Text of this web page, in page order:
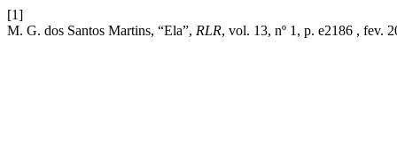
[1]
M. G. dos Santos Martins, “Ela”, RLR, vol. 13, nº 1, p. e2186 , fev.